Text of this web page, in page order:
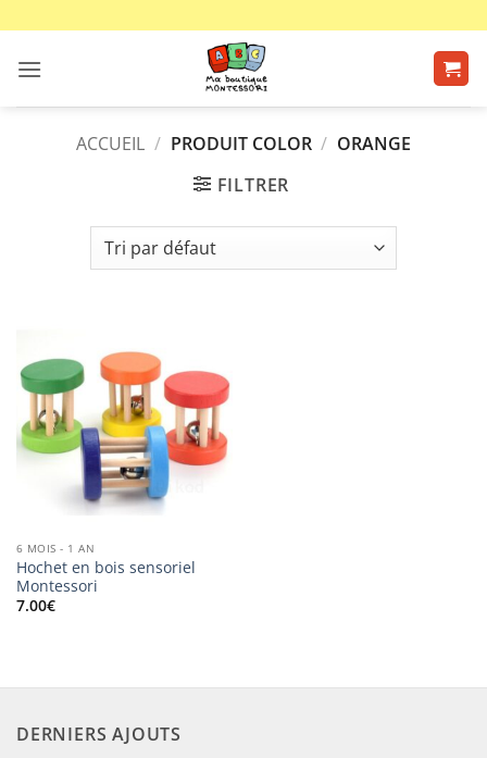
contenu
ACCUEIL / PRODUIT COLOR / ORANGE
FILTRER
6 MOIS - 1 AN
Hochet en bois sensoriel
Montessori
7.00€
DERNIERS AJOUTS